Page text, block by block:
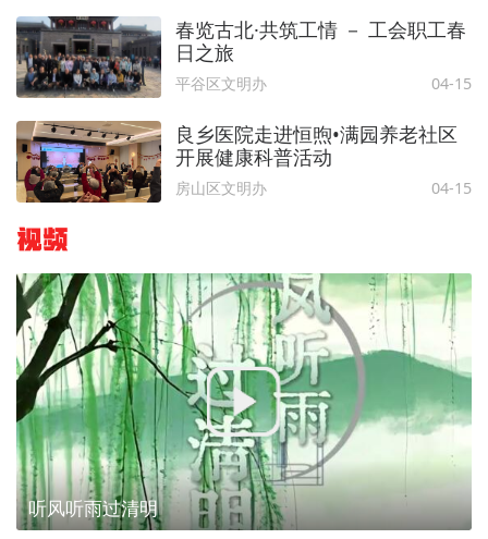
春览古北·共筑工情 － 工会职工春
日之旅
平谷区文明办 04-15
良乡医院走进恒煦•满园养老社区
开展健康科普活动
房山区文明办 04-15
视频
听风听雨过清明